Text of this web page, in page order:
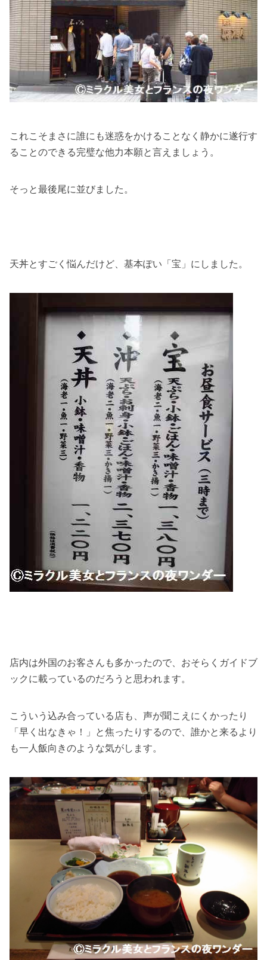
これこそまさに誰にも迷惑をかけることなく静かに遂行す
ることのできる完璧な他力本願と言えましょう。
そっと最後尾に並びました。
天丼とすごく悩んだけど、基本ぽい「宝」にしました。
店内は外国のお客さんも多かったので、おそらくガイドブ
ックに載っているのだろうと思われます。
こういう込み合っている店も、声が聞こえにくかったり
「早く出なきゃ！」と焦ったりするので、誰かと来るより
も一人飯向きのような気がします。